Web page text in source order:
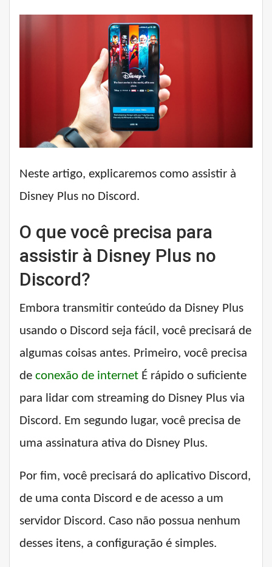
Neste artigo, explicaremos como assistir à
Disney Plus no Discord.
O que você precisa para
assistir à Disney Plus no
Discord?
Embora transmitir conteúdo da Disney Plus
usando o Discord seja fácil, você precisará de
algumas coisas antes. Primeiro, você precisa
de conexão de internet É rápido o suficiente
para lidar com streaming do Disney Plus via
Discord. Em segundo lugar, você precisa de
uma assinatura ativa do Disney Plus.
Por fim, você precisará do aplicativo Discord,
de uma conta Discord e de acesso a um
servidor Discord. Caso não possua nenhum
desses itens, a configuração é simples.